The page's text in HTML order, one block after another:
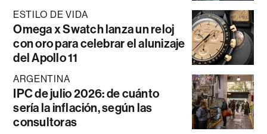
ESTILO DE VIDA
Omega x Swatch lanza un reloj
con oro para celebrar el alunizaje
del Apollo 11
ARGENTINA
IPC de julio 2026: de cuánto
sería la inflación, según las
consultoras